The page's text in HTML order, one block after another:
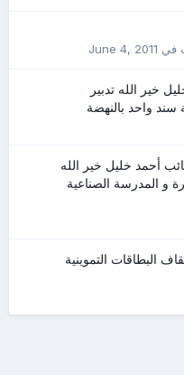
في June 4, 2011
خير الله تدبير
واحد بالنهضة
أحمد خليل خير الله
و المدرسة الصناعية
البطاقات التموينية